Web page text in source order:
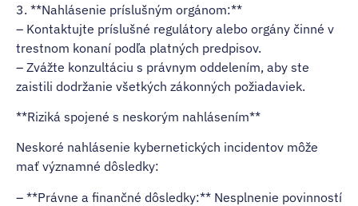
3. **Nahlásenie príslušným orgánom:**
– Kontaktujte príslušné regulátory alebo orgány činné v
trestnom konaní podľa platných predpisov.
– Zvážte konzultáciu s právnym oddelením, aby ste
zaistili dodržanie všetkých zákonných požiadaviek.
**Riziká spojené s neskorým nahlásením**
Neskoré nahlásenie kybernetických incidentov môže
mať významné dôsledky:
– **Právne a finančné dôsledky:** Nesplnenie povinností